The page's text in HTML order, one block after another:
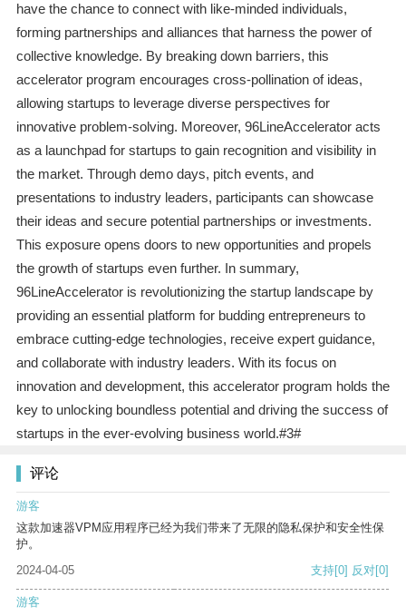
have the chance to connect with like-minded individuals,
forming partnerships and alliances that harness the power of
collective knowledge. By breaking down barriers, this
accelerator program encourages cross-pollination of ideas,
allowing startups to leverage diverse perspectives for
innovative problem-solving. Moreover, 96LineAccelerator acts
as a launchpad for startups to gain recognition and visibility in
the market. Through demo days, pitch events, and
presentations to industry leaders, participants can showcase
their ideas and secure potential partnerships or investments.
This exposure opens doors to new opportunities and propels
the growth of startups even further. In summary,
96LineAccelerator is revolutionizing the startup landscape by
providing an essential platform for budding entrepreneurs to
embrace cutting-edge technologies, receive expert guidance,
and collaborate with industry leaders. With its focus on
innovation and development, this accelerator program holds the
key to unlocking boundless potential and driving the success of
startups in the ever-evolving business world.#3#
评论
游客
这款加速器VPM应用程序已经为我们带来了无限的隐私保护和安全性保
护。
2024-04-05
支持[0] 反对[0]
游客